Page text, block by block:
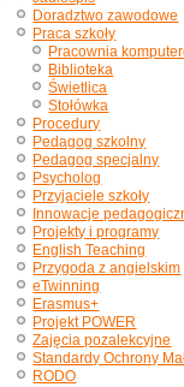
Doradztwo zawodowe
Praca szkoły
Pracownia
Biblioteka
Świetlica
Stołówka
Procedury
Pedagog szkolny
Pedagog specjalny
Psycholog
Przyjaciele szkoły
Innowacje
Projekty i programy
English Teaching
Przygoda z angielskim
eTwinning
Erasmus+
Projekt POWER
Zajęcia pozalekcyjne
Standardy Ochrony
RODO